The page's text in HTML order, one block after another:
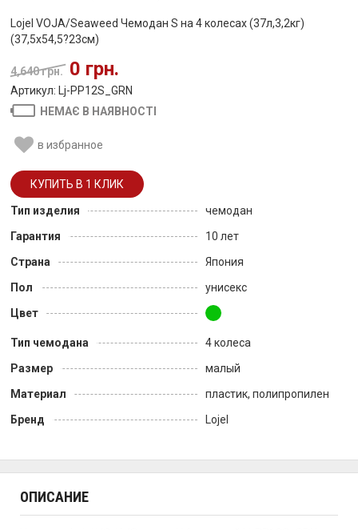
Lojel VOJA/Seaweed Чемодан S на 4 колесах (37л,3,2кг)
(37,5x54,5?23см)
4,640 грн. 0 грн.
Артикул: Lj-PP12S_GRN
НЕМАЄ В НАЯВНОСТІ
в избранное
Тип изделия
чемодан
Гарантия
10 лет
Страна
Япония
Пол
унисекс
Цвет
Тип чемодана
4 колеса
Размер
малый
Материал
пластик, полипропилен
Бренд
Lojel
ОПИСАНИЕ